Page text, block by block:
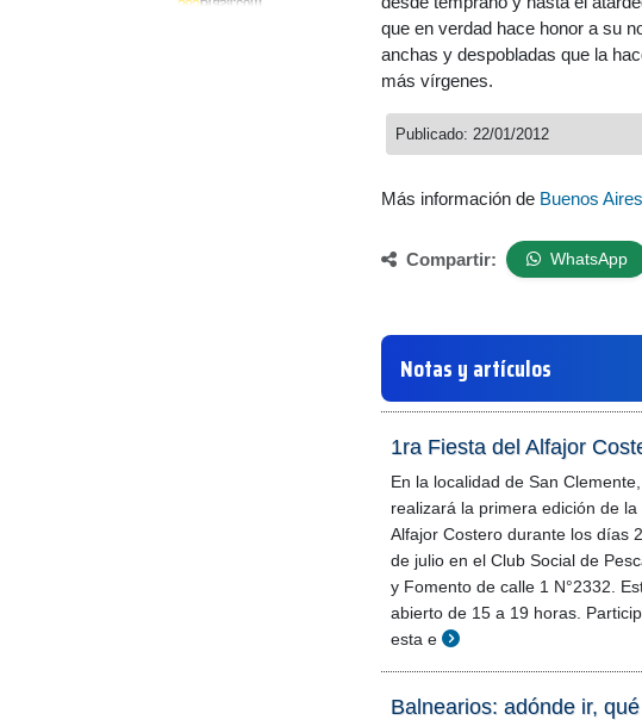
que en verdad hace honor a su
anchas y despobladas que la
más vírgenes.
Publicado: 22/01/2012
Más información de Buenos Aires
Compartir: WhatsApp
Notas y artículos
1ra Fiesta del Alfajor
En la localidad de San
realizará la primera edición de
Alfajor Costero durante los días
de julio en el Club Social de
y Fomento de calle 1 N°2332.
abierto de 15 a 19 horas.
esta e
Balnearios: adónde ir,